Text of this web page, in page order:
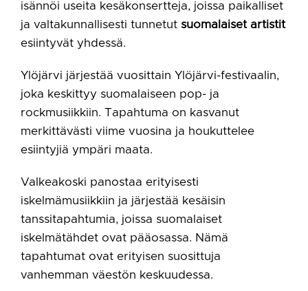
isännöi useita kesäkonsertteja, joissa paikalliset
ja valtakunnallisesti tunnetut suomalaiset artistit
esiintyvät yhdessä.
Ylöjärvi järjestää vuosittain Ylöjärvi-festivaalin,
joka keskittyy suomalaiseen pop- ja
rockmusiikkiin. Tapahtuma on kasvanut
merkittävästi viime vuosina ja houkuttelee
esiintyjiä ympäri maata.
Valkeakoski panostaa erityisesti
iskelmämusiikkiin ja järjestää kesäisin
tanssitapahtumia, joissa suomalaiset
iskelmätähdet ovat pääosassa. Nämä
tapahtumat ovat erityisen suosittuja
vanhemman väestön keskuudessa.